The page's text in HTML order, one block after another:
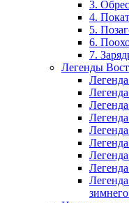
3.
4.
5.
6.
7.
Легенды